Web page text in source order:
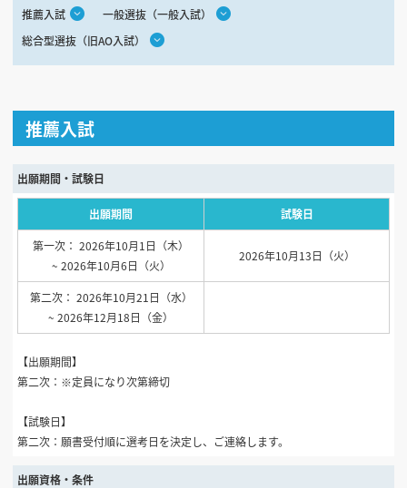
推薦入試
一般選抜（一般入試）
総合型選抜（旧AO入試）
推薦入試
出願期間・試験日
出願期間 試験日
第一次： 2026年10月1日（木）
~ 2026年10月6日（火）
2026年10月13日（火）
第二次： 2026年10月21日（水）
~ 2026年12月18日（金）
【出願期間】
第二次：※定員になり次第締切
【試験日】
第二次：願書受付順に選考日を決定し、ご連絡します。
出願資格・条件